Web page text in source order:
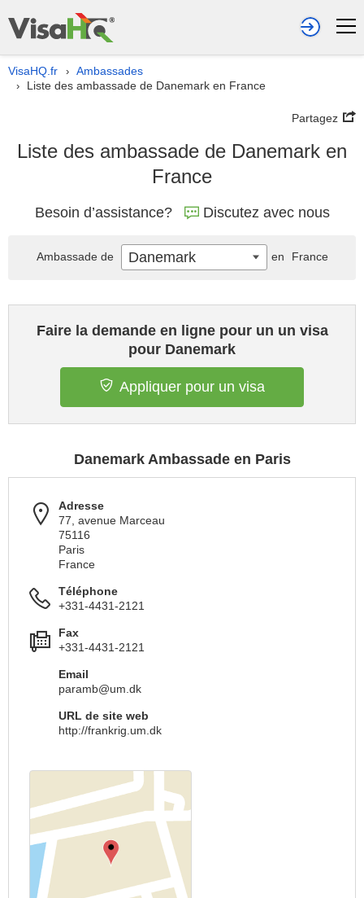
VisaHQ.fr › Ambassades
› Liste des ambassade de Danemark en France
Partagez
Liste des ambassade de Danemark en
France
Besoin d’assistance? Discutez avec nous
Faire la demande en ligne pour un un visa
pour Danemark
Appliquer pour un visa
Danemark Ambassade en Paris
Adresse
77, avenue Marceau
75116
Paris
France
Téléphone
+331-4431-2121
Fax
+331-4431-2121
Email
paramb@um.dk
URL de site web
http://frankrig.um.dk
Ambassade de Danemark en France